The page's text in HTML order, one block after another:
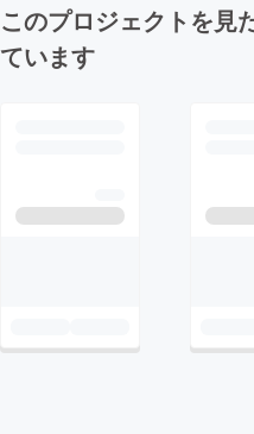
このプロジェクトを見
ています